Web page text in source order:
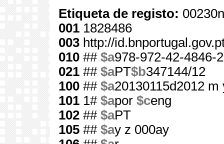
Etiqueta de registo:
001 1828486
003 http://
010 ## $a978-972-42-4846-2
021 ## $aPT$b347144/12
100 ## $a20130115d2012
101 1# $apor $ceng
102 ## $aPT
105 ## $ay z 000ay